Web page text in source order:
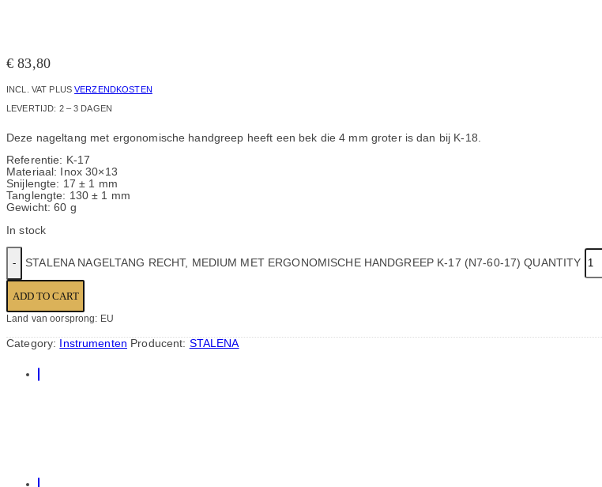
€ 83,80
INCL. VAT PLUSVERZENDKOSTEN
LEVERTIJD: 2 – 3 DAGEN
Deze nageltang met ergonomische handgreep heeft een bek die 4 mm groter is dan bij K-18.
Referentie: K-17
Materiaal: Inox 30×13
Snijlengte: 17 ± 1 mm
Tanglengte: 130 ± 1 mm
Gewicht: 60 g
In stock
STALENA NAGELTANG RECHT, MEDIUM MET ERGONOMISCHE HANDGREEP K-17 (N7-60-17) QUANTITY
ADD TO CART
Land van oorsprong: EU
Category: Instrumenten Producent: STALENA